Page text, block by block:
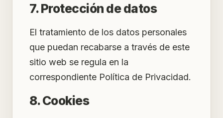
7. Protección de datos
El tratamiento de los datos personales
que puedan recabarse a través de este
sitio web se regula en la
correspondiente Política de Privacidad.
8. Cookies